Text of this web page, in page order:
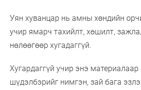
Уян хуванцар нь амны хөндийн
учир ямарч тахийлт, хөшилт,
нөлөөгөөр хугадаггүй.
Хугардаггүй учир энэ материалаар
шүдэлбэрийг нимгэн, зай бага